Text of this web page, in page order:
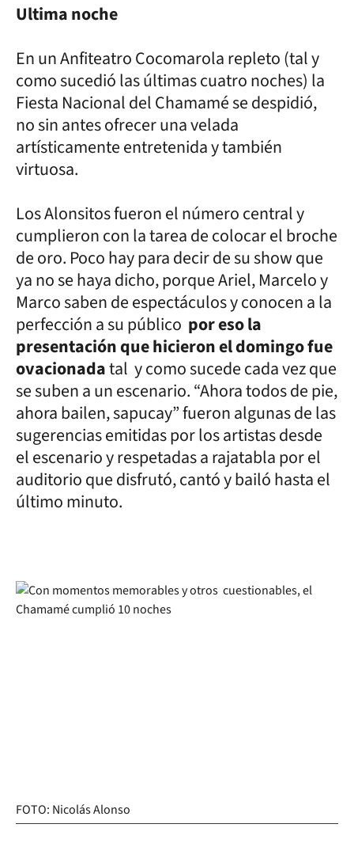
Ultima noche
En un Anfiteatro Cocomarola repleto (tal y
como sucedió las últimas cuatro noches) la
Fiesta Nacional del Chamamé se despidió,
no sin antes ofrecer una velada
artísticamente entretenida y también
virtuosa.
Los Alonsitos fueron el número central y
cumplieron con la tarea de colocar el broche
de oro. Poco hay para decir de su show que
ya no se haya dicho, porque Ariel, Marcelo y
Marco saben de espectáculos y conocen a la
perfección a su público por eso la
presentación que hicieron el domingo fue
ovacionadatal y como sucede cada vez que
se suben a un escenario. “Ahora todos de pie,
ahora bailen, sapucay” fueron algunas de las
sugerencias emitidas por los artistas desde
el escenario y respetadas a rajatabla por el
auditorio que disfrutó, cantó y bailó hasta el
último minuto.
FOTO: Nicolás Alonso